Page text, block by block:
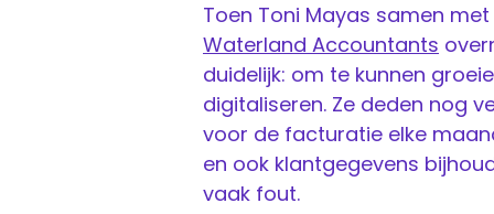
Toen Toni Mayas samen
Waterland Accountants
duidelijk: om te kunnen
digitaliseren. Ze deden nog
voor de facturatie elke
en ook klantgegevens
vaak fout.